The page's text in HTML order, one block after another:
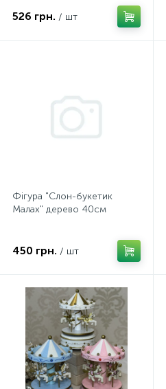
526 грн. / шт
Фігура "Слон-букетик
Малах" дерево 40см
450 грн. / шт